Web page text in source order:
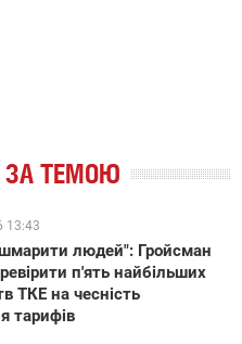
ЗА ТЕМОЮ
13:43
людей": Гройсман
п'ять найбільших
ТКЕ на чесність
тарифів